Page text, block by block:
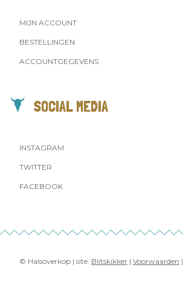
MIJN ACCOUNT
BESTELLINGEN
ACCOUNTGEGEVENS
SOCIAL MEDIA
INSTAGRAM
TWITTER
FACEBOOK
© Halsoverkop | site: Blitskikker | Voorwaarden |